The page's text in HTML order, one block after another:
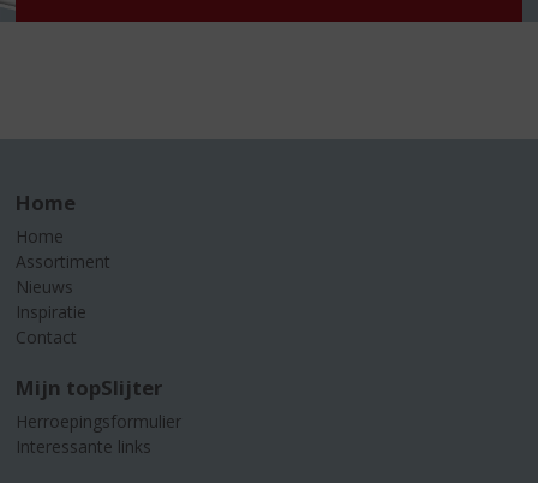
Home
Home
Assortiment
Nieuws
Inspiratie
Contact
Mijn topSlijter
Herroepingsformulier
Interessante links